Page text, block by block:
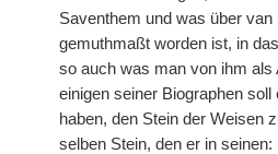
Saventhem und was über
gemuthmaßt worden ist, in
so auch was man von ihm
einigen seiner Biographen
haben, den Stein der Weisen
selben Stein, den er in